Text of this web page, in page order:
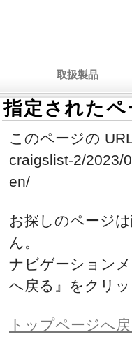
取扱製品
指定された
このページの
craigslist-2/2023/
en/
お探しのページ
ん。
ナビゲーション
へ戻る』をクリ
トップページへ